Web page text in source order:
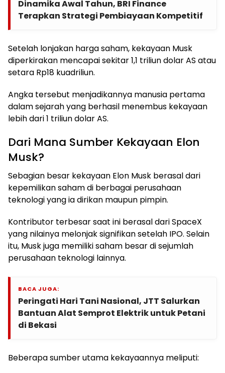
Dinamika Awal Tahun, BRI Finance
Terapkan Strategi Pembiayaan Kompetitif
Setelah lonjakan harga saham, kekayaan Musk
diperkirakan mencapai sekitar 1,1 triliun dolar AS atau
setara Rp18 kuadriliun.
Angka tersebut menjadikannya manusia pertama
dalam sejarah yang berhasil menembus kekayaan
lebih dari 1 triliun dolar AS.
Dari Mana Sumber Kekayaan Elon
Musk?
Sebagian besar kekayaan Elon Musk berasal dari
kepemilikan saham di berbagai perusahaan
teknologi yang ia dirikan maupun pimpin.
Kontributor terbesar saat ini berasal dari SpaceX
yang nilainya melonjak signifikan setelah IPO. Selain
itu, Musk juga memiliki saham besar di sejumlah
perusahaan teknologi lainnya.
BACA JUGA:
Peringati Hari Tani Nasional, JTT Salurkan
Bantuan Alat Semprot Elektrik untuk Petani
di Bekasi
Beberapa sumber utama kekayaannya meliputi: